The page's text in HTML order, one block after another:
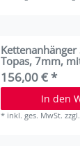
Topas, 7mm,
156,00 € *
In den
* inkl. ges. MwSt.